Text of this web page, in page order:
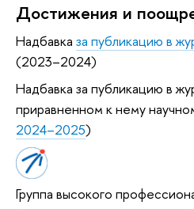
Достижения и
Надбавка за публикацию в
(2023–2024)
Надбавка за публикацию в
приравненном к нему
2024–2025)
Группа высокого